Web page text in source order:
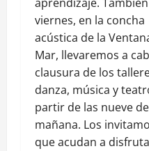
viernes, en la concha
acústica de la
Mar, llevaremos a
clausura de los
danza, música y
partir de las nueve
mañana. Los
que acudan a